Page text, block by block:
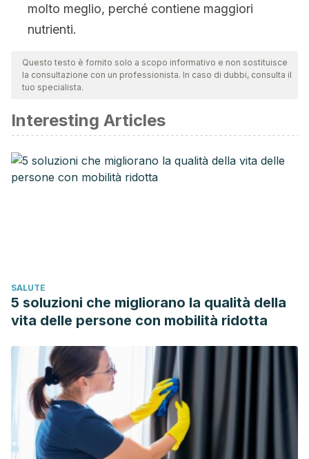
molto meglio, perché contiene maggiori
nutrienti.
Questo testo è fornito solo a scopo informativo e non sostituisce
la consultazione con un professionista. In caso di dubbi, consulta il
tuo specialista.
Interesting Articles
SALUTE
5 soluzioni che migliorano la qualità della
vita delle persone con mobilità ridotta